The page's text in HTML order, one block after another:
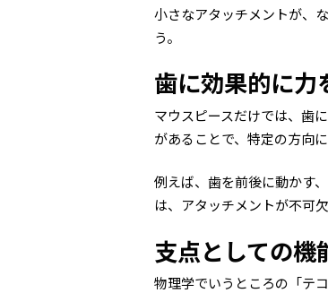
小さなアタッチメントが、
う。
歯に効果的に力
マウスピースだけでは、歯
があることで、特定の方向
例えば、歯を前後に動かす
は、アタッチメントが不可欠
支点としての機
物理学でいうところの「テ